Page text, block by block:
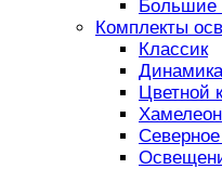
Большие
Комплекты
Классик
Динамика
Цветной
Хамелеон